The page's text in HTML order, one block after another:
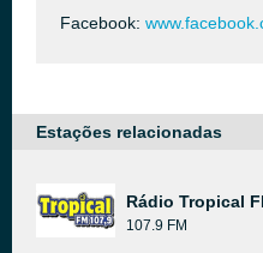
Facebook:
Estações relacionadas
Rádio Tropical
107.9 FM